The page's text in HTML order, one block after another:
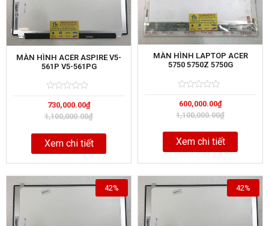
MÀN HÌNH ACER ASPIRE V5-
561P V5-561PG
0
out
of
1,100,000.00₫
730,000.00₫
Xem chi tiết
MÀN HÌNH LAPTOP ACER
5750 5750Z 5750G
0
out
of
1,100,000.00₫
600,000.00₫
Xem chi tiết
42% 42%